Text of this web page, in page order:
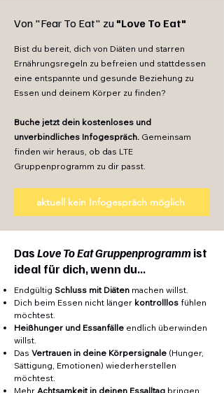
Von "Fear To Eat" zu "Love To Eat"
Bist du bereit, dich von Diäten und starren
Ernährungsregeln zu befreien und stattdessen
eine entspannte und gesunde Beziehung zu
Essen und deinem Körper zu finden?
Buche jetzt dein kostenloses und
unverbindliches Infogespräch. Gemeinsam
finden wir heraus, ob das LTE
Gruppenprogramm zu dir passt.
aktuell kein Infogespräch möglich
DasLove To Eat Gruppenprogrammist
ideal für dich, wenn du...
Endgültig Schluss mit Diäten machen willst.
Dich beim Essen nicht länger kontrolllos fühlen
möchtest.
Heißhunger und Essanfälle endlich überwinden
willst.
Das Vertrauen in deine Körpersignale (Hunger,
Sättigung, Emotionen) wiederherstellen
möchtest.
Mehr Achtsamkeit in deinen Essalltag bringen